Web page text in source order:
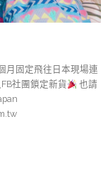
月固定飛往日本現場連
社團鎖定新貨
也請